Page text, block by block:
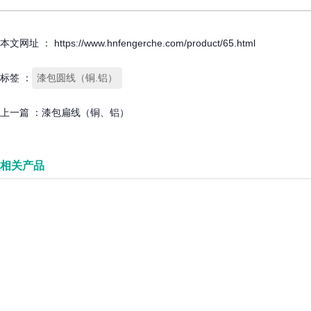
本文网址 ： https://www.hnfengerche.com/product/65.html
标签 ： 漆包圆线（铜.铝）
上一篇 ： 漆包扁线（铜、铝）
相关产品